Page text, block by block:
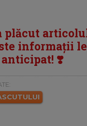
plăcut
informații
❣️